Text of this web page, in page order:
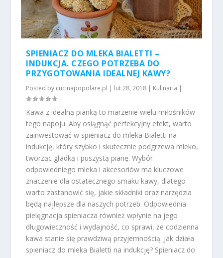
SPIENIACZ DO MLEKA BIALETTI –
INDUKCJA. CZEGO POTRZEBA DO
PRZYGOTOWANIA IDEALNEJ KAWY?
Posted by cucinapopolare.pl | lut 28, 2018 | Kulinaria |
Kawa z idealną pianką to marzenie wielu miłośników
tego napoju. Aby osiągnąć perfekcyjny efekt, warto
zainwestować w spieniacz do mleka Bialetti na
indukcję, który szybko i skutecznie podgrzewa mleko,
tworząc gładką i puszystą pianę. Wybór
odpowiedniego mleka i akcesoriów ma kluczowe
znaczenie dla ostatecznego smaku kawy, dlatego
warto zastanowić się, jakie składniki oraz narzędzia
będą najlepsze dla naszych potrzeb. Odpowiednia
pielęgnacja spieniacza również wpłynie na jego
długowieczność i wydajność, co sprawi, że codzienna
kawa stanie się prawdziwą przyjemnością. Jak działa
spieniacz do mleka Bialetti na indukcję? Spieniacz do